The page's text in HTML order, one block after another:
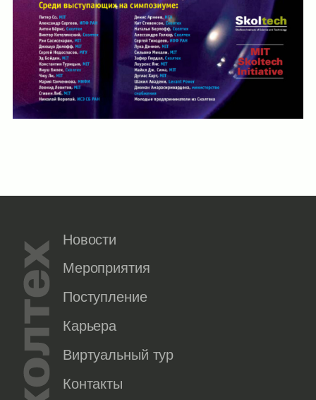
Новости
Мероприятия
Поступление
Карьера
Виртуальный тур
Контакты